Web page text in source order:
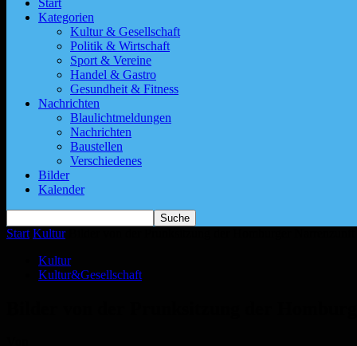
Start
Kategorien
Kultur & Gesellschaft
Politik & Wirtschaft
Sport & Vereine
Handel & Gastro
Gesundheit & Fitness
Nachrichten
Blaulichtmeldungen
Nachrichten
Baustellen
Verschiedenes
Bilder
Kalender
Start Kultur
Kultur
Kultur&Gesellschaft